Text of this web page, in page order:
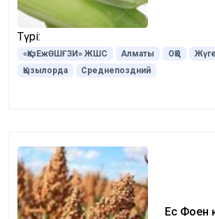
Түрі:
«ҚазЕжӨШҒЗИ» ЖШС Алматы ОҚО
Қызылорда
Среднепоздний
Ес Фоен